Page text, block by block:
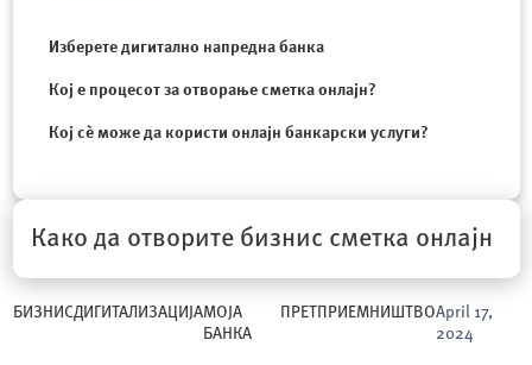
Изберете дигитално напредна банка
Кој е процесот за отворање сметка онлајн?
Кој сѐ може да користи онлајн банкарски услуги?
Како да отворите бизнис сметка онлајн
БИЗНИСДИГИТАЛИЗАЦИЈАМОЈА
БАНКА
ПРЕТПРИЕМНИШТВОApril 17,
2024